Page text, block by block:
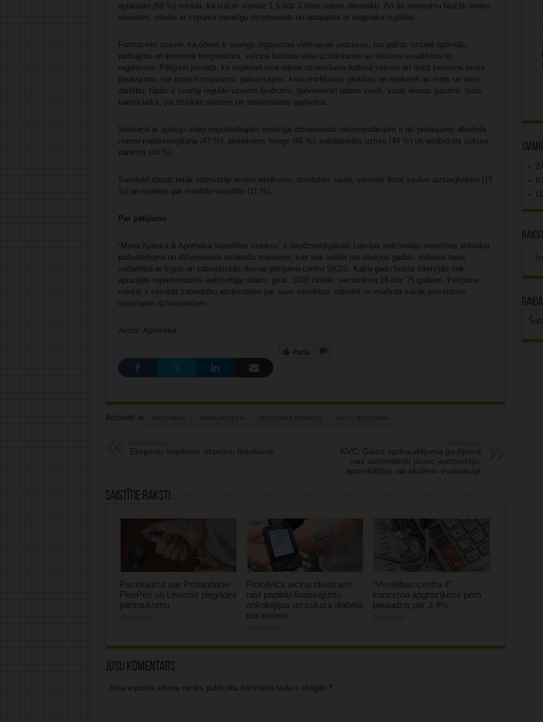
aptaujāto (50 %) norāda, ka izdzer vismaz 1,5 līdz 2 litrus ūdens diennaktī. Arī šo ieteikumu biežāk ievēro
sievietes, cilvēki ar kopumā veselīgu dzīvesveidu un aptaujātie ar augstāko izglītību.
Farmaceite uzsver, ka ūdens ir svarīgs organisma vielmaiņas procesos, tas palīdz uzturēt optimālu
pašsajūtu un ķermeņa temperatūru, veicina barības vielu uzsūkšanos un toksīnu izvadīšanu no
organisma. Pētījumi pierāda, ka nepietiekama ūdens uzņemšana ikdienā veicina arī liekā ķermeņa svara
pieaugumu, var izraisīt nogurumu, galvassāpes, koncentrēšanās grūtības un ietekmēt arī sirds un nieru
darbību, tāpēc ir svarīgi regulāri uzņemt šķidrumu, galvenokārt ūdens veidā, visas dienas garumā, īpaši
karstā laikā, pie fiziskas slodzes un saslimšanas gadījumā.
Saskaņā ar aptauju starp populārākajām veselīga dzīvesveida rekomendācijām ir arī pieļaujamo alkohola
normu nepārsniegšana (47 %), pietiekams miegs (45 %), sabalansēts uzturs (44 %) un ierobežots cukura
patēriņš (40 %).
Savukārt daudz retāk iedzīvotāji ievēro ieteikumu, atrodoties saulē, vienmēr lietot saules aizsargkrēmu (15
%) un rūpēties par mentālo veselību (11 %).
Par pētījumu
“Mana Aptieka & Apotheka Veselības indekss” ir daudzveidīgākais Latvijas iedzīvotāju veselības stāvokļa
pašvērtējuma un dzīvesveida tendenču mērījums, kas tiek veikts jau deviņus gadus. Indekss tapis
sadarbībā ar tirgus un sabiedriskās domas pētījumu centru SKDS. Katru gadu tiešās intervijās tiek
aptaujāts reprezentatīvs iedzīvotāju skaits, proti, 1003 cilvēki, vecumā no 18 līdz 75 gadiem. Pētījuma
mērķis ir veicināt sabiedrību aizdomāties par savu veselības stāvokli un mudināt vairāk pievērsties
veselīgam dzīvesveidam.
Avots: Apotheka
Patīk
Atzīmēti ar: APOTHEKA MANA APTIEKA VESELĪBAS INDEKSS ZĀĻU LIETOŠANA
Ekspertu ieteikumi vitamīnu lietošanai
KVC: Gaisa apdraudējuma gadījumā
nav automātiski jāveic iedzīvotāju,
apmeklētāju vai skolēnu evakuācija
Saistītie raksti
Paziņojums par Protaphane
FlexPen un Levemir piegādes
pārtraukumu
Rinkēvičs aicina steidzami
rast papildu finansējumu
onkoloģijas un cukura diabēta
pacientiem
“Veselības centra 4”
koncerna apgrozījums pērn
pieaudzis par 3,4%
Jūsu komentārs
Jūsu e-pasta adrese netiks publicēta.Atzīmētie lauki ir obligāti *